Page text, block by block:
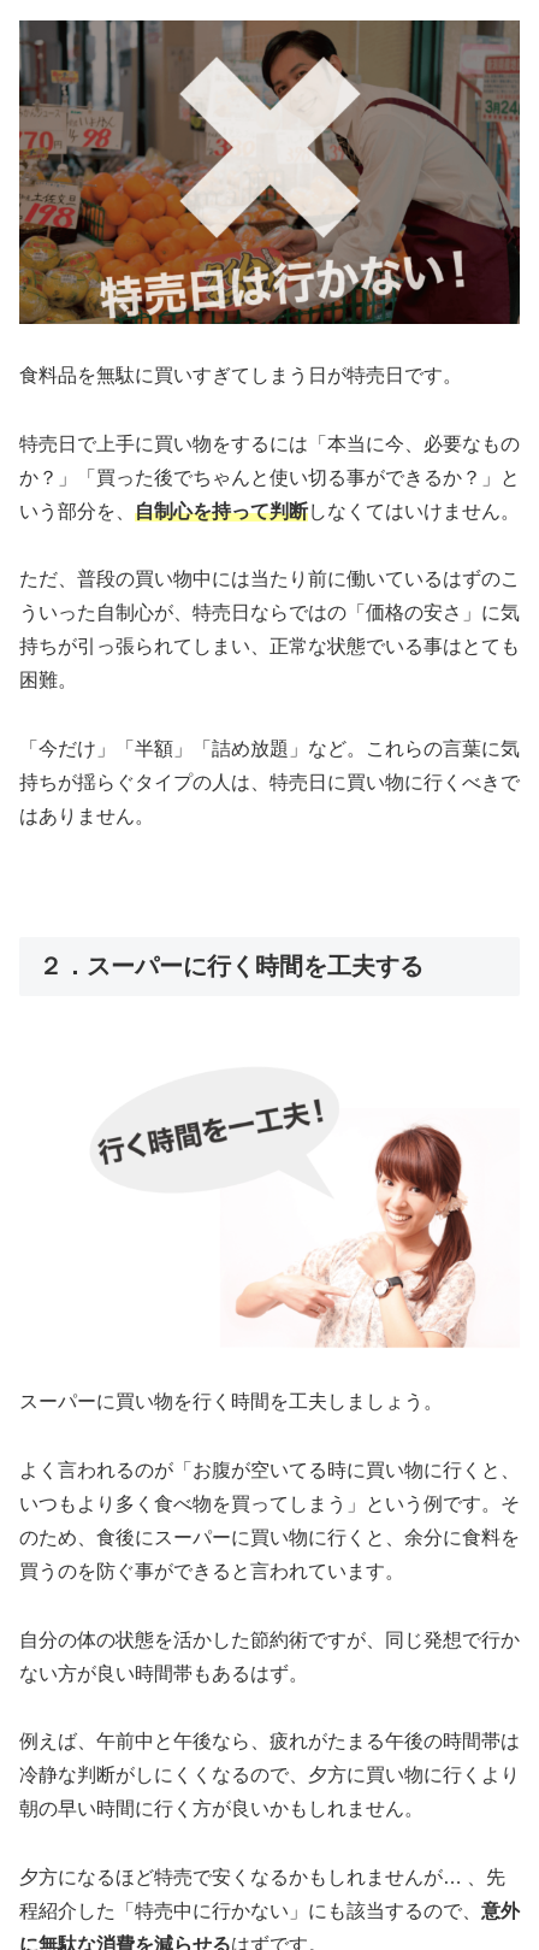
食料品を無駄に買いすぎてしまう日が特売日です。
特売日で上手に買い物をするには「本当に今、必要なもの
か？」「買った後でちゃんと使い切る事ができるか？」と
いう部分を、 自制心を持って判断しなくてはいけません。
ただ、普段の買い物中には当たり前に働いているはずのこ
ういった自制心が、特売日ならではの「価格の安さ」に気
持ちが引っ張られてしまい、正常な状態でいる事はとても
困難。
「今だけ」「半額」「詰め放題」など。これらの言葉に気
持ちが揺らぐタイプの人は、特売日に買い物に行くべきで
はありません。
２．スーパーに行く時間を工夫する
スーパーに買い物を行く時間を工夫しましょう。
よく言われるのが「お腹が空いてる時に買い物に行くと、
いつもより多く食べ物を買ってしまう」という例です。そ
のため、食後にスーパーに買い物に行くと、余分に食料を
買うのを防ぐ事ができると言われています。
自分の体の状態を活かした節約術ですが、同じ発想で行か
ない方が良い時間帯もあるはず。
例えば、午前中と午後なら、疲れがたまる午後の時間帯は
冷静な判断がしにくくなるので、夕方に買い物に行くより
朝の早い時間に行く方が良いかもしれません。
夕方になるほど特売で安くなるかもしれませんが… 、先
程紹介した「特売中に行かない」にも該当するので、 意外
に無駄な消費を減らせるはずです。